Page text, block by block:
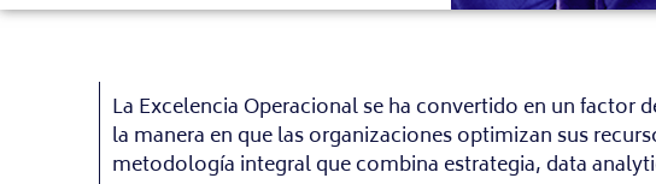
La Excelencia Operacional se ha convertido en un
la manera en que las organizaciones optimizan sus
metodología integral que combina estrategia, data